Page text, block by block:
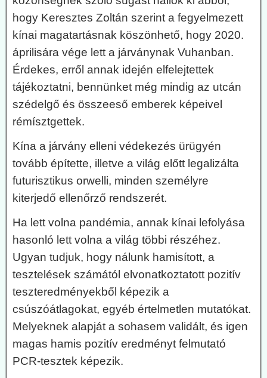
hogy Keresztes Zoltán szerint a fegyelmezett
kínai magatartásnak köszönhető, hogy 2020.
áprilisára vége lett a járványnak Vuhanban.
Érdekes, erről annak idején elfelejtettek
tájékoztatni, bennünket még mindig az utcán
szédelgő és összeeső emberek képeivel
rémísztgettek.
Kína a járvány elleni védekezés ürügyén
tovább építette, illetve a világ előtt legalizálta
futurisztikus orwelli, minden személyre
kiterjedő ellenőrző rendszerét.
Ha lett volna pandémia, annak kínai lefolyása
hasonló lett volna a világ többi részéhez.
Ugyan tudjuk, hogy nálunk hamisított, a
tesztelések számától elvonatkoztatott pozitív
teszteredményekből képezik a
csúszóátlagokat, egyéb értelmetlen mutatókat.
Melyeknek alapját a sohasem validált, és igen
magas hamis pozitív eredményt felmutató
PCR-tesztek képezik.